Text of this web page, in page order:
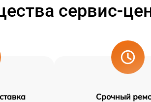
сервис-
Срочный